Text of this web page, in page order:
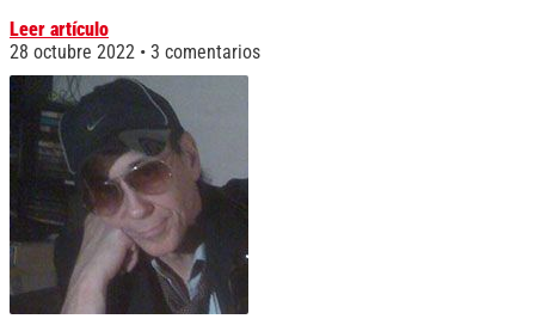
Leer artículo
28 octubre 2022
3 comentarios